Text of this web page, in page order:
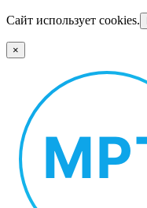
Сайт использует cookies.
×